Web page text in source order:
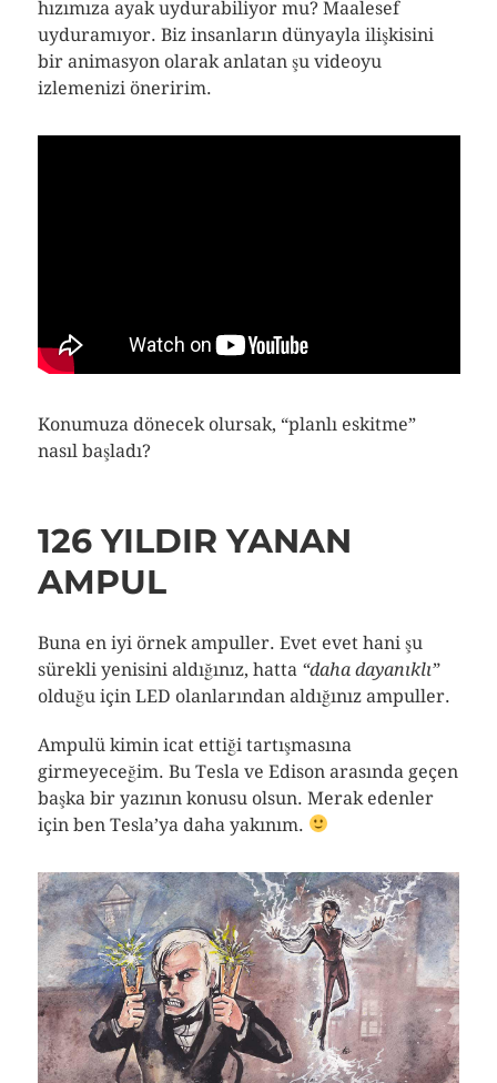
hızımıza ayak uydurabiliyor mu? Maalesef
uyduramıyor. Biz insanların dünyayla ilişkisini
bir animasyon olarak anlatan şu videoyu
izlemenizi öneririm.
Konumuza dönecek olursak, “planlı eskitme”
nasıl başladı?
126 YILDIR YANAN
AMPUL
Buna en iyi örnek ampuller. Evet evet hani şu
sürekli yenisini aldığınız, hatta “daha dayanıklı”
olduğu için LED olanlarından aldığınız ampuller.
Ampulü kimin icat ettiği tartışmasına
girmeyeceğim. Bu Tesla ve Edison arasında geçen
başka bir yazının konusu olsun. Merak edenler
için ben Tesla’ya daha yakınım.